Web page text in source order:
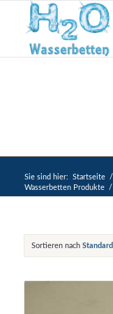
Sie sind hier: Startseite /
Wasserbetten Produkte
/
Sortieren nach Standard